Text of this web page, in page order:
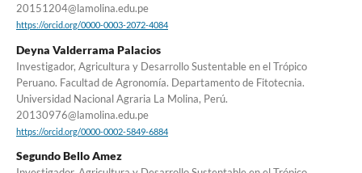
20151204@lamolina.edu.pe
https://orcid.org/0000-0003-2072-4084
Deyna Valderrama Palacios
Investigador, Agricultura y Desarrollo Sustentable en el Trópico
Peruano. Facultad de Agronomía. Departamento de Fitotecnia.
Universidad Nacional Agraria La Molina, Perú.
20130976@lamolina.edu.pe
https://orcid.org/0000-0002-5849-6884
Segundo Bello Amez